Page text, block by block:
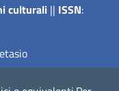
culturali || ISSN: